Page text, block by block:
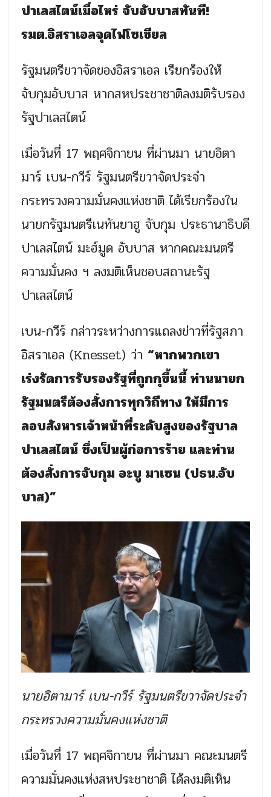
ปาเลสไตน์เมื่อไหร่ จับอับบาสทันที!
รมต.อิสราเอลจุดไฟโซเชียล
รัฐมนตรีขวาจัดของอิสราเอล เรียกร้องให้
จับกุมอับบาส หากสหประชาชาติลงมติรับรอง
รัฐปาเลสไตน์
เมื่อวันที่ 17 พฤศจิกายน ที่ผ่านมา นายอิตา
มาร์ เบน-กวีร์ รัฐมนตรีขวาจัดประจำ
กระทรวงความมั่นคงแห่งชาติ ได้เรียกร้องใน
นายกรัฐมนตรีเนทันยาฮู จับกุม ประธานาธิบดี
ปาเลสไตน์ มะฮ์มูด อับบาส หากคณะมนตรี
ความมั่นคง ฯ ลงมติเห็นชอบสถานะรัฐ
ปาเลสไตน์
เบน-กวีร์ กล่าวระหว่างการแถลงข่าวที่รัฐสภา
อิสราเอล (Knesset) ว่า “หากพวกเขา
เร่งรัดการรับรองรัฐที่ถูกกุขึ้นนี้ ท่านนายก
รัฐมนตรีต้องสั่งการทุกวิถีทาง ให้มีการ
ลอบสังหารเจ้าหน้าที่ระดับสูงของรัฐบาล
ปาเลสไตน์ ซึ่งเป็นผู้ก่อการร้าย และท่าน
ต้องสั่งการจับกุม อะบู มาเซน (ปธน.อับ
บาส)”
นายอิตามาร์ เบน-กวีร์ รัฐมนตรีขวาจัดประจำ
กระทรวงความมั่นคงแห่งชาติ
เมื่อวันที่ 17 พฤศจิกายน ที่ผ่านมา คณะมนตรี
ความมั่นคงแห่งสหประชาชาติ ได้ลงมติเห็น